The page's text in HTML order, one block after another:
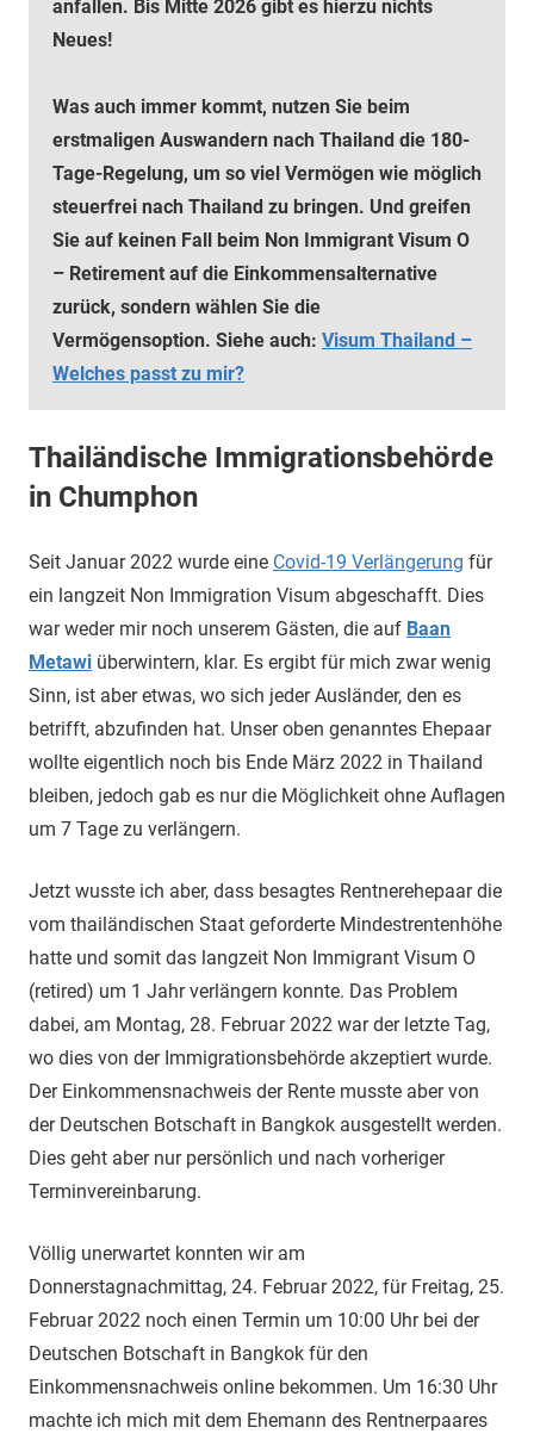
anfallen. Bis Mitte 2026 gibt es hierzu nichts
Neues!
Was auch immer kommt, nutzen Sie beim
erstmaligen Auswandern nach Thailand die 180-
Tage-Regelung, um so viel Vermögen wie möglich
steuerfrei nach Thailand zu bringen. Und greifen
Sie auf keinen Fall beim Non Immigrant Visum O
– Retirement auf die Einkommensalternative
zurück, sondern wählen Sie die
Vermögensoption. Siehe auch: Visum Thailand –
Welches passt zu mir?
Thailändische Immigrationsbehörde
in Chumphon
Seit Januar 2022 wurde eine Covid-19 Verlängerung für
ein langzeit Non Immigration Visum abgeschafft. Dies
war weder mir noch unserem Gästen, die auf Baan
Metawi überwintern, klar. Es ergibt für mich zwar wenig
Sinn, ist aber etwas, wo sich jeder Ausländer, den es
betrifft, abzufinden hat. Unser oben genanntes Ehepaar
wollte eigentlich noch bis Ende März 2022 in Thailand
bleiben, jedoch gab es nur die Möglichkeit ohne Auflagen
um 7 Tage zu verlängern.
Jetzt wusste ich aber, dass besagtes Rentnerehepaar die
vom thailändischen Staat geforderte Mindestrentenhöhe
hatte und somit das langzeit Non Immigrant Visum O
(retired) um 1 Jahr verlängern konnte. Das Problem
dabei, am Montag, 28. Februar 2022 war der letzte Tag,
wo dies von der Immigrationsbehörde akzeptiert wurde.
Der Einkommensnachweis der Rente musste aber von
der Deutschen Botschaft in Bangkok ausgestellt werden.
Dies geht aber nur persönlich und nach vorheriger
Terminvereinbarung.
Völlig unerwartet konnten wir am
Donnerstagnachmittag, 24. Februar 2022, für Freitag, 25.
Februar 2022 noch einen Termin um 10:00 Uhr bei der
Deutschen Botschaft in Bangkok für den
Einkommensnachweis online bekommen. Um 16:30 Uhr
machte ich mich mit dem Ehemann des Rentnerpaares